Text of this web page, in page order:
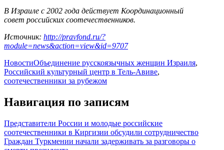
В Израиле с 2002 года действует Координационный
совет российских соотечественников.
Источник: http://pravfond.ru/?
module=news&action=view&id=9707
НовостиОбъединение русскоязычных женщин Израиля,
Российский культурный центр в Тель-Авиве,
соотечественники за рубежом
Навигация по записям
Представители России и молодые российские
соотечественники в Киргизии обсудили сотрудничество
Граждан Туркмении начали задерживать за разговоры о